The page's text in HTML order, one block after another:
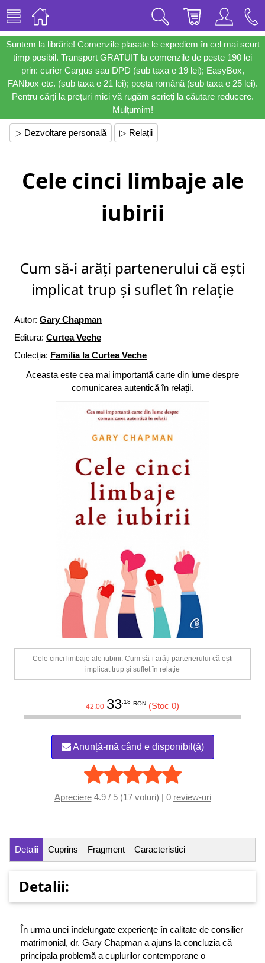
Suntem la librărie! Comenzile plasate le expediem în cel mai scurt
timp posibil. Transport GRATUIT la comenzile de peste 190 lei
prin: curier Cargus sau DPD (sub taxa e 19 lei); EasyBox,
FANbox etc. (sub taxa e 21 lei); poșta română (sub taxa e 25 lei).
Pentru cărți la prețuri mici vă rugăm scrieți la căutare reducere.
Mulțumim!
▷ Dezvoltare personală ▷ Relații
Cele cinci limbaje ale
iubirii
Cum să-i arăți partenerului că ești
implicat trup și suflet în relație
Autor: Gary Chapman
Editura: Curtea Veche
Colecția: Familia la Curtea Veche
Aceasta este cea mai importantă carte din lume despre
comunicarea autentică în relații.
Cele cinci limbaje ale iubirii: Cum să-i arăți partenerului că ești
implicat trup și suflet în relație
42.00 33.18 RON (Stoc 0)
Anunță-mă când e disponibil(ă)
Apreciere4.9 / 5 (17 voturi) | 0 review-uri
Detalii Cuprins Fragment Caracteristici
Detalii:
În urma unei îndelungate experiențe în calitate de consilier
matrimonial, dr. Gary Chapman a ajuns la concluzia că
principala problemă a cuplurilor contemporane o